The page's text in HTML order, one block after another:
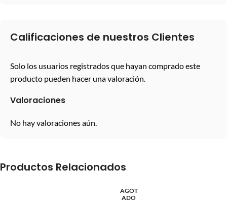
Calificaciones de nuestros Clientes
Valoraciones
No hay valoraciones aún.
Solo los usuarios registrados que hayan comprado este
producto pueden hacer una valoración.
Productos Relacionados
AGOT
ADO